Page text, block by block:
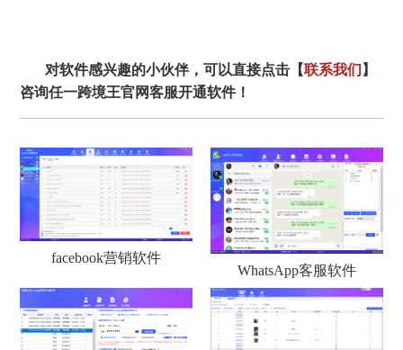
对软件感兴趣的小伙伴，可以直接点击【联系我们 】
咨询任一跨境王官网客服开通软件！
facebook营销软件
WhatsApp客服软件